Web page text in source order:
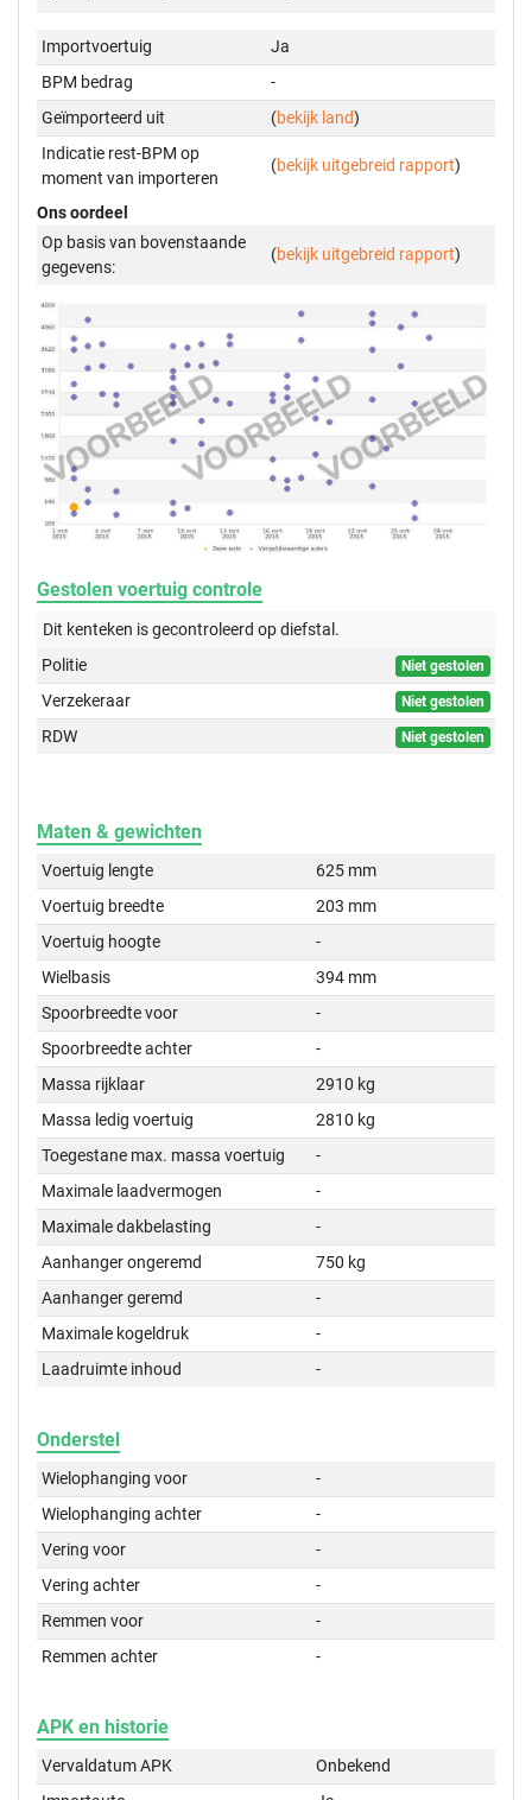
Importvoertuig
Ja
BPM bedrag
-
Geïmporteerd uit
(bekijk land)
Indicatie rest-BPM op
moment van importeren
(bekijk uitgebreid rapport)
Ons oordeel
Op basis van bovenstaande
gegevens:
(bekijk uitgebreid rapport)
Gestolen voertuig controle
Dit kenteken is gecontroleerd opdiefstal.
Politie
Niet gestolen
Verzekeraar Niet gestolen
RDW Niet gestolen
Maten & gewichten
Voertuig lengte
625 mm
Voertuig breedte
203 mm
Voertuig hoogte
-
Wielbasis
394 mm
Spoorbreedte voor
-
Spoorbreedte achter
-
Massa rijklaar
2910 kg
Massa ledig voertuig
2810 kg
Toegestane max. massa voertuig
-
Maximale laadvermogen
-
Maximale dakbelasting
-
Aanhanger ongeremd
750 kg
Aanhanger geremd
-
Maximale kogeldruk
-
Laadruimte inhoud
-
Onderstel
Wielophanging voor
-
Wielophanging achter
-
Vering voor
-
Vering achter
-
Remmen voor
-
Remmen achter
-
APK en historie
Vervaldatum APK
Onbekend